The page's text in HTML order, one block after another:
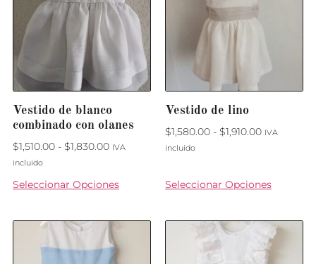
Vestido de blanco
combinado con olanes
$1,510.00 - $1,830.00 IVA
incluido
Seleccionar Opciones
Vestido de lino
$1,580.00 - $1,910.00 IVA
incluido
Seleccionar Opciones